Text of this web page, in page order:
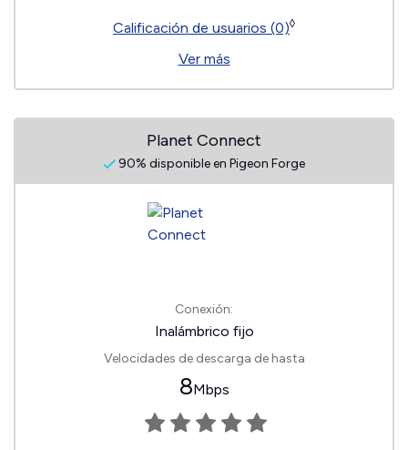
Calificación de usuarios (0)◊
Ver más
Planet Connect
90% disponible en Pigeon Forge
Conexión:
Inalámbrico fijo
Velocidades de descarga de hasta
8Mbps